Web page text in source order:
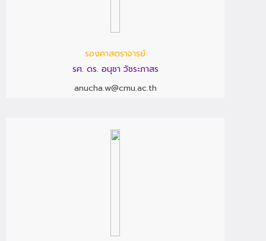
รองศาสตราจารย์
รศ. ดร. อนุชา วัชระภาสร
anucha.w@cmu.ac.th